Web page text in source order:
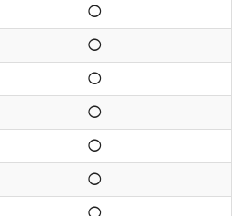
◯
◯
◯
◯
◯
◯